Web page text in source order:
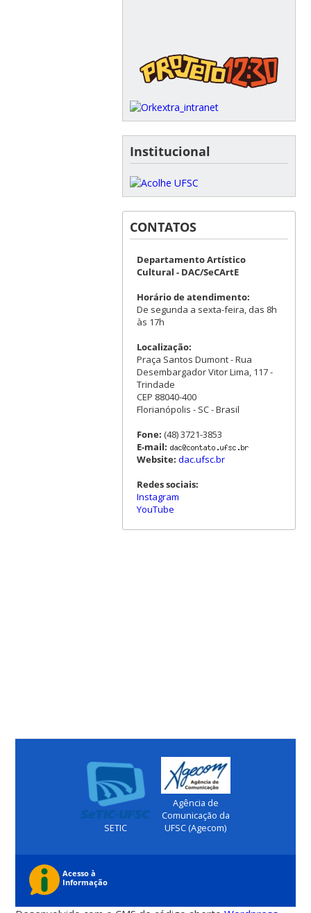
Institucional
CONTATOS
Departamento Artístico
Cultural - DAC/SeCArtE
Horário de atendimento:
De segunda a sexta-feira, das 8h
às 17h
Localização:
Praça Santos Dumont - Rua
Desembargador Vitor Lima, 117 -
Trindade
CEP 88040-400
Florianópolis - SC - Brasil
Fone: (48) 3721-3853
E-mail:
Website: dac.ufsc.br
Redes sociais:
Instagram
YouTube
SETIC
Agência de
Comunicação da
UFSC (Agecom)